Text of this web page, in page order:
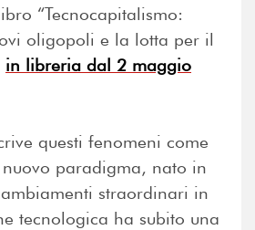
“Tecnocapitalismo:
oligopoli e la lotta per il
in libreria dal 2 maggio
questi fenomeni come
paradigma, nato in
straordinari in
tecnologica ha subito una